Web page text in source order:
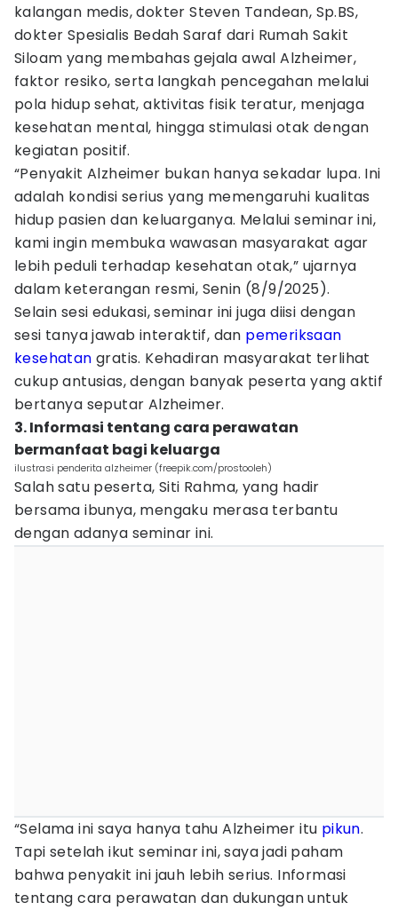
kalangan medis, dokter Steven Tandean, Sp.BS,
dokter Spesialis Bedah Saraf dari Rumah Sakit
Siloam yang membahas gejala awal Alzheimer,
faktor resiko, serta langkah pencegahan melalui
pola hidup sehat, aktivitas fisik teratur, menjaga
kesehatan mental, hingga stimulasi otak dengan
kegiatan positif.
“Penyakit Alzheimer bukan hanya sekadar lupa. Ini
adalah kondisi serius yang memengaruhi kualitas
hidup pasien dan keluarganya. Melalui seminar ini,
kami ingin membuka wawasan masyarakat agar
lebih peduli terhadap kesehatan otak,” ujarnya
dalam keterangan resmi, Senin (8/9/2025).
Selain sesi edukasi, seminar ini juga diisi dengan
sesi tanya jawab interaktif, dan pemeriksaan
kesehatan gratis. Kehadiran masyarakat terlihat
cukup antusias, dengan banyak peserta yang aktif
bertanya seputar Alzheimer.
3. Informasi tentang cara perawatan
bermanfaat bagi keluarga
ilustrasi penderita alzheimer (freepik.com/prostooleh)
Salah satu peserta, Siti Rahma, yang hadir
bersama ibunya, mengaku merasa terbantu
dengan adanya seminar ini.
“Selama ini saya hanya tahu Alzheimer itu pikun.
Tapi setelah ikut seminar ini, saya jadi paham
bahwa penyakit ini jauh lebih serius. Informasi
tentang cara perawatan dan dukungan untuk